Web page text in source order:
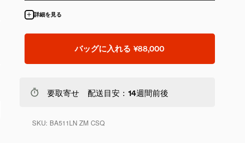
詳細を見る
バッグに入れる ¥88,000
要取寄せ 配送目安：14週間前後
SKU: BA511LN ZM CSQ